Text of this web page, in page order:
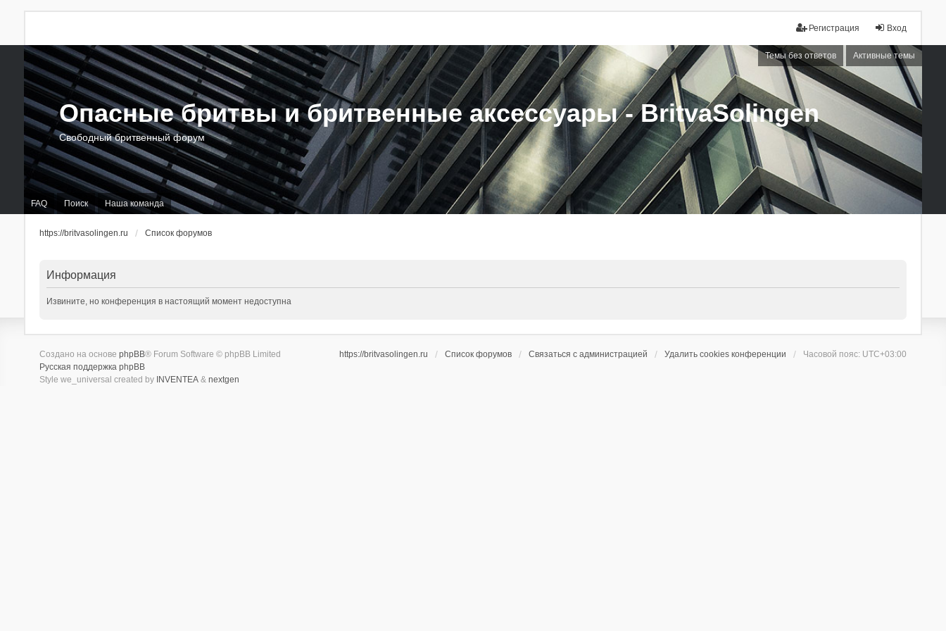
Вход
Регистрация
Темы без ответов Активные темы
FAQ Поиск Наша команда
Опасные бритвы и бритвенные аксессуары - BritvaSolingen
Свободный бритвенный форум
https://britvasolingen.ru Список форумов
Информация
Извините, но конференция в настоящий момент недоступна
https://britvasolingen.ru Список форумов Связаться с администрацией Удалить cookies конференции Часовой пояс: UTC+03:00
Создано на основе phpBB® Forum Software © phpBB Limited
Русская поддержка phpBB
Style we_universal created by INVENTEA& nextgen